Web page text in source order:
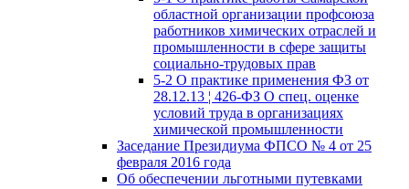
областной организации профсоюза
работников химических отраслей и
промышленности в сфере защиты
социально-трудовых прав
5-2 О практике применения ФЗ от
28.12.13 ¦ 426-ФЗ О спец. оценке
условий труда в организациях
химической промышленности
Заседание Президиума ФПСО № 4 от 25
февраля 2016 года
Об обеспечении льготными путевками